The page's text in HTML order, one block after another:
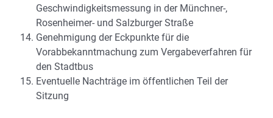
Geschwindigkeitsmessung in der Münchner-,
Rosenheimer- und Salzburger Straße
Genehmigung der Eckpunkte für die
Vorabbekanntmachung zum Vergabeverfahren für
den Stadtbus
Eventuelle Nachträge im öffentlichen Teil der
Sitzung